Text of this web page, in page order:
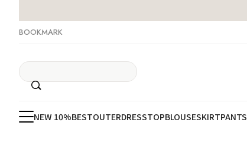
BOOKMARK
NEW 10%BESTOUTERDRESSTOPBLOUSESKIRTPANTS